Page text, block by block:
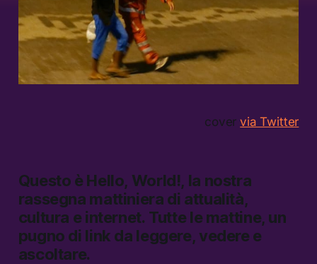
covervia Twitter
Questo è Hello, World!, la nostra
rassegna mattiniera di attualità,
cultura e internet. Tutte le mattine, un
pugno di link da leggere, vedere e
ascoltare.